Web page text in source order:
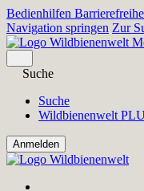
Bedienhilfen
Navigation springen Zur
Suche
Suche
Wildbienenwelt